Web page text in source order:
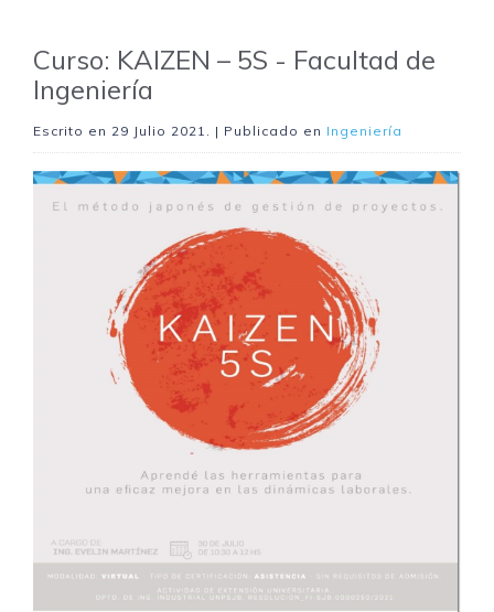
Curso: KAIZEN – 5S - Facultad de
Ingeniería
Escrito en 29 Julio 2021 . | Publicado en Ingeniería